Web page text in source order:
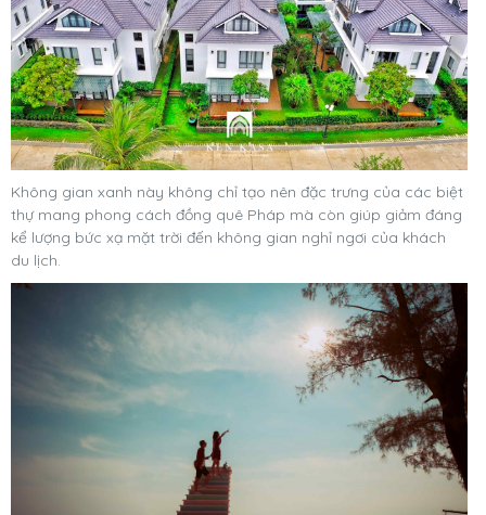
Không gian xanh này không chỉ tạo nên đặc trưng của các biệt
thự mang phong cách đồng quê Pháp mà còn giúp giảm đáng
kể lượng bức xạ mặt trời đến không gian nghỉ ngơi của khách
du lịch.